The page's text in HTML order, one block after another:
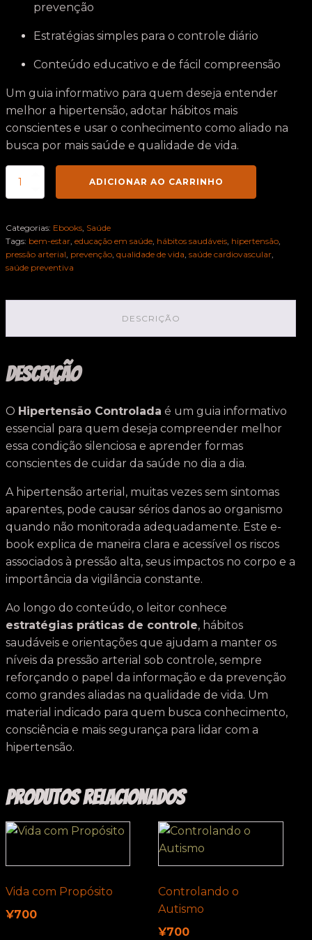
prevenção
Estratégias simples para o controle diário
Conteúdo educativo e de fácil compreensão
Um guia informativo para quem deseja entender
melhor a hipertensão, adotar hábitos mais
conscientes e usar o conhecimento como aliado na
busca por mais saúde e qualidade de vida.
Hipertensão
ADICIONAR AO CARRINHO
Categorias: Ebooks, Saúde
Tags: bem-estar, educação em saúde, hábitos saudáveis, hipertensão,
pressão arterial, prevenção, qualidade de vida, saúde cardiovascular,
saúde preventiva
DESCRIÇÃO
Descrição
O Hipertensão Controlada é um guia informativo
essencial para quem deseja compreender melhor
essa condição silenciosa e aprender formas
conscientes de cuidar da saúde no dia a dia.
A hipertensão arterial, muitas vezes sem sintomas
aparentes, pode causar sérios danos ao organismo
quando não monitorada adequadamente. Este e-
book explica de maneira clara e acessível os riscos
associados à pressão alta, seus impactos no corpo e a
importância da vigilância constante.
Ao longo do conteúdo, o leitor conhece
estratégias práticas de controle, hábitos
saudáveis e orientações que ajudam a manter os
níveis da pressão arterial sob controle, sempre
reforçando o papel da informação e da prevenção
como grandes aliadas na qualidade de vida. Um
material indicado para quem busca conhecimento,
consciência e mais segurança para lidar com a
hipertensão.
Produtos relacionados
Vida com Propósito
¥700
Controlando o
Autismo
¥700